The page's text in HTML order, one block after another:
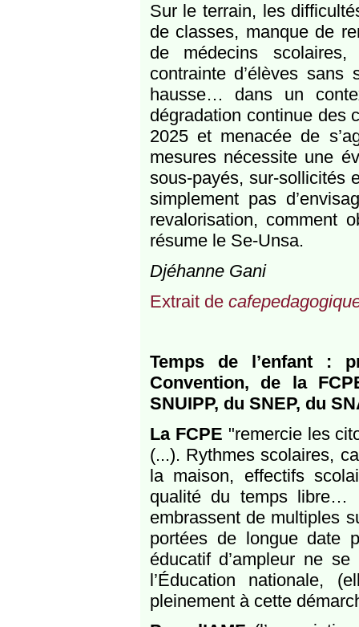
Sur le terrain, les
de classes, manque de
de médecins
contrainte d’élèves
hausse… dans un
dégradation continue des
2025 et menacée de
mesures nécessite une
sous-payés, sur-sollicités
simplement pas
revalorisation, comment
résume le Se-Unsa.
Djéhanne Gani
Extrait de
Temps de l’enfant :
Convention, de la
SNUIPP, du SNEP, du
La FCPE "remercie les
(...). Rythmes scolaires,
la maison, effectifs
qualité du temps libre…
embrassent de multiples
portées de longue date
éducatif d’ampleur ne
l’Éducation nationale,
pleinement à cette